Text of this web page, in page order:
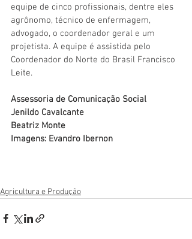
equipe de cinco profissionais, dentre eles
agrônomo, técnico de enfermagem,
advogado, o coordenador geral e um
projetista. A equipe é assistida pelo
Coordenador do Norte do Brasil Francisco
Leite.
Assessoria de Comunicação Social
Jenildo Cavalcante
Beatriz Monte
Imagens: Evandro Ibernon
Agricultura e Produção